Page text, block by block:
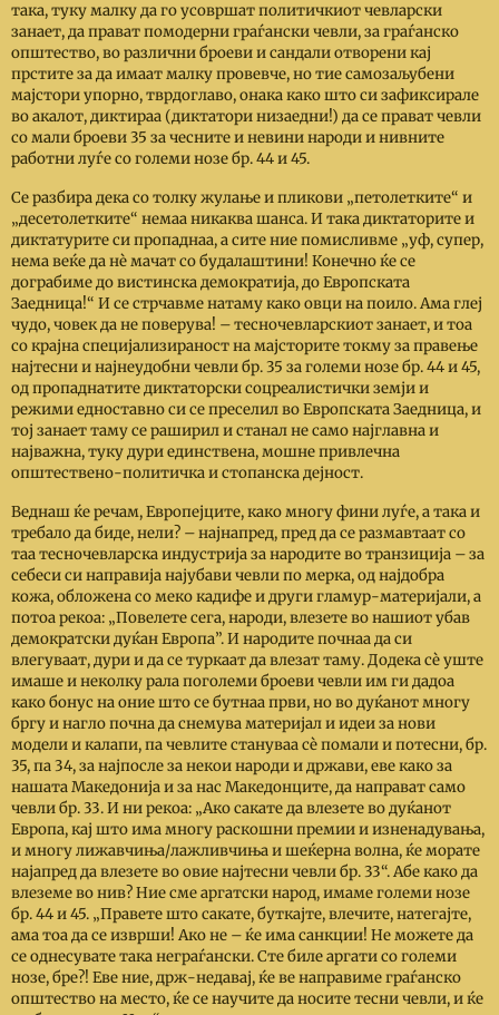
така, туку малку да го усовршат политичкиот чевларски
занает, да прават помодерни граѓански чевли, за граѓанско
општество, во различни броеви и сандали отворени кај
прстите за да имаат малку провевче, но тие самозаљубени
мајстори упорно, тврдоглаво, онака како што си зафиксирале
во акалот, диктираа (диктатори низаедни!) да се прават чевли
со мали броеви 35 за чесните и невини народи и нивните
работни луѓе со големи нозе бр. 44 и 45.
Се разбира дека со толку жулање и пликови „петолетките“ и
„десетолетките“ немаа никаква шанса. И така диктаторите и
диктатурите си пропаднаа, а сите ние помисливме „уф, супер,
нема веќе да нѐ мачат со будалаштини! Конечно ќе се
дограбиме до вистинска демократија, до Европската
Заедница!“ И се стрчавме натаму како овци на поило. Ама глеј
чудо, човек да не поверува! –тесночевларскиот занает, и тоа
со крајна специјализираност на мајсторите токму за правење
најтесни и најнеудобни чевли бр. 35 за големи нозе бр. 44 и 45,
од пропаднатите диктаторски соцреалистички земји и
режими едноставно си се преселил во Европската Заедница, и
тој занает таму се раширил и станал не само најглавна и
најважна, туку дури единствена, мошне привлечна
општествено-политичка и стопанска дејност.
Веднаш ќе речам, Европејците, како многу фини луѓе, а така и
требало да биде, нели? –најнапред, пред да се размавтаат со
таа тесночевларска индустрија за народите во транзиција –за
себеси си направија најубави чевли по мерка, од најдобра
кожа, обложена со меко кадифе и други гламур-материјали, а
потоа рекоа: „Повелете сега, народи, влезете во нашиот убав
демократски дуќан Европа”. И народите почнаа да си
влегуваат, дури и да се туркаат да влезат таму. Додека сѐ уште
имаше и неколку рала поголеми броеви чевли им ги дадоа
како бонус на оние што се бутнаа први, но во дуќанот многу
бргу и нагло почна да снемува материјал и идеи за нови
модели и калапи, па чевлите стануваа сѐ помали и потесни, бр.
35, па 34, за најпосле за некои народи и држави, еве како за
нашата Македонија и за нас Македонците, да направат само
чевли бр. 33. И ни рекоа: „Ако сакате да влезете во дуќанот
Европа, кај што има многу раскошни премии и изненадувања,
и многу лижавчиња/лажливчиња и шеќерна волна, ќе морате
најапред да влезете во овие најтесни чевли бр. 33“. Абе како да
влеземе во нив? Ние сме аргатски народ, имаме големи нозе
бр. 44 и 45. „Правете што сакате, буткајте, влечите, натегајте,
ама тоа да се изврши! Ако не –ќе има санкции! Не можете да
се однесувате така неграѓански. Сте биле аргати со големи
нозе, бре?! Еве ние, држ-недавај, ќе ве направиме граѓанско
општество на место, ќе се научите да носите тесни чевли, и ќе